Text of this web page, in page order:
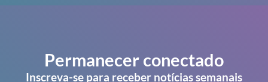
Permanecer conectado
Inscreva-se para receber notícias semanais